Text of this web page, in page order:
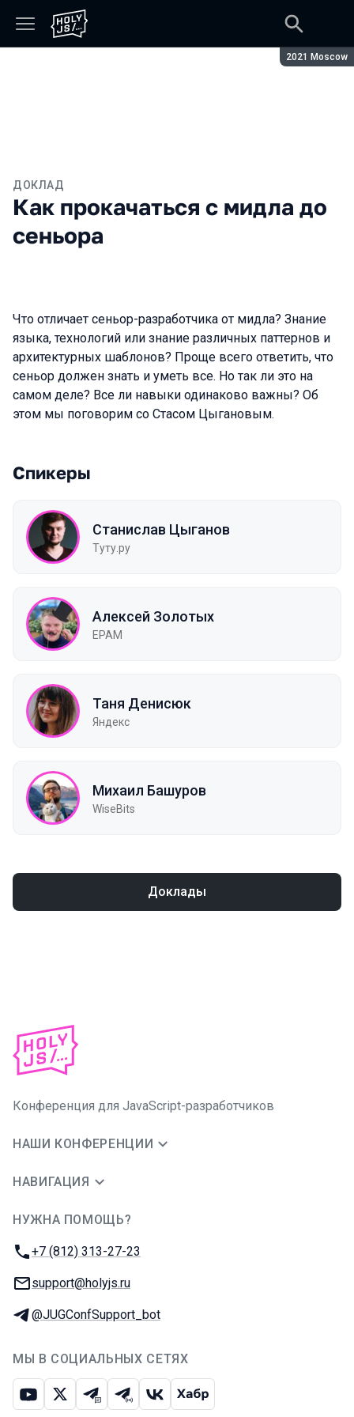
Сезон:
2021 Moscow
ДОКЛАД
Как прокачаться с мидла до
сеньора
Что отличает сеньор-разработчика от мидла? Знание
языка, технологий или знание различных паттернов и
архитектурных шаблонов? Проще всего ответить, что
сеньор должен знать и уметь все. Но так ли это на
самом деле? Все ли навыки одинаково важны? Об
этом мы поговорим со Стасом Цыгановым.
Спикеры
Станислав Цыганов
Туту.ру
Алексей Золотых
EPAM
Таня Денисюк
Яндекс
Михаил Башуров
WiseBits
Доклады
Конференция для JavaScript-разработчиков
НАШИ КОНФЕРЕНЦИИ
НАВИГАЦИЯ
НУЖНА ПОМОЩЬ?
Телефон:
+7 (812) 313-27-23
E-mail:
support@holyjs.ru
Телеграм:
@JUGConfSupport_bot
МЫ В СОЦИАЛЬНЫХ СЕТЯХ
ЮтубИкс Телеграм-чат
Телеграм-канал
ВКонтакте
Хабр